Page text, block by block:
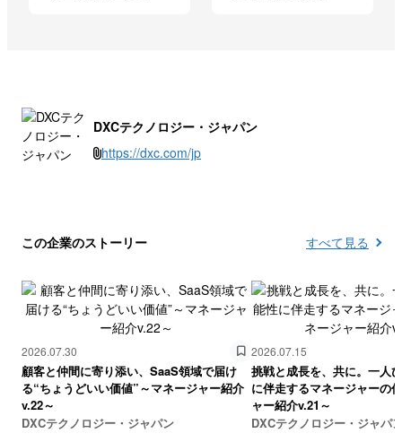
DXCテクノロジー・ジャパン
https://dxc.com/jp
この企業のストーリー すべて見る
2026.07.30
顧客と仲間に寄り添い、SaaS領域で届け
る“ちょうどいい価値”～マネージャー紹介
v.22～
DXCテクノロジー・ジャパン
2026.07.15
挑戦と成長を、共に。一人
に伴走するマネージャーの
ャー紹介v.21～
DXCテクノロジー・ジャパ